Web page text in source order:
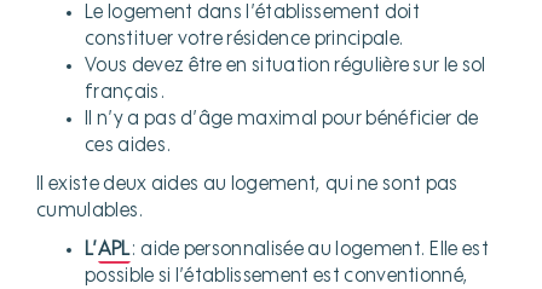
Le logement dans l’établissement doit
constituer votre résidence principale.
Vous devez être en situation régulière sur le sol
français.
Il n’y a pas d’âge maximal pour bénéficier de
ces aides.
Il existe deux aides au logement, qui ne sont pas
cumulables.
L’APL: aide personnalisée au logement. Elle est
possible si l’établissement est conventionné,